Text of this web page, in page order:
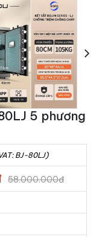
5 phương
BJ-80LJ)
58.000.000đ